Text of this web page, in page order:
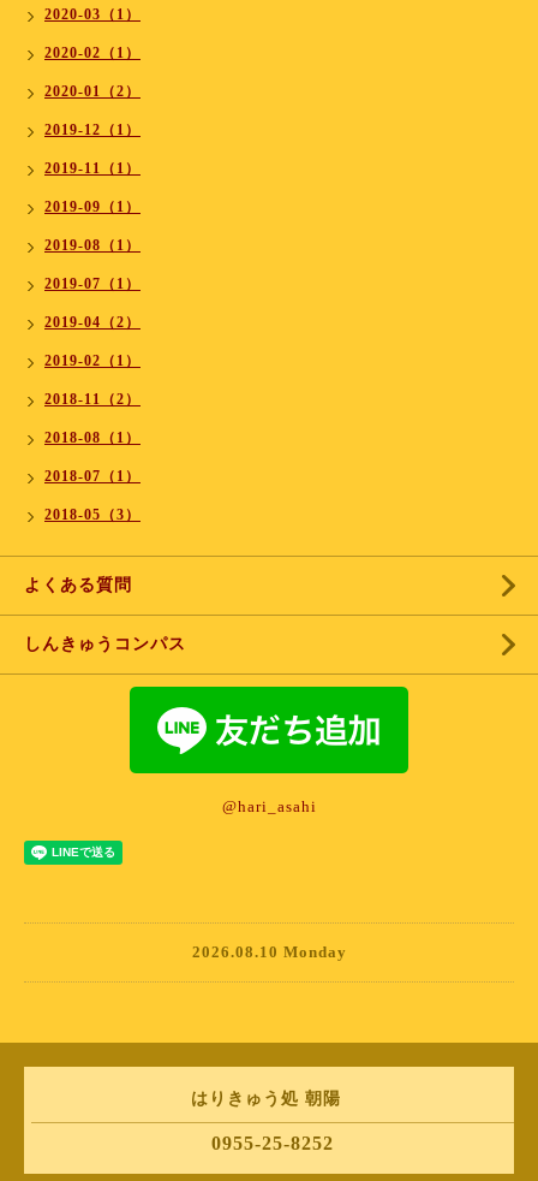
2020-03（1）
2020-02（1）
2020-01（2）
2019-12（1）
2019-11（1）
2019-09（1）
2019-08（1）
2019-07（1）
2019-04（2）
2019-02（1）
2018-11（2）
2018-08（1）
2018-07（1）
2018-05（3）
よくある質問
しんきゅうコンパス
@hari_asahi
2026.08.10 Monday
はりきゅう処 朝陽
0955-25-8252